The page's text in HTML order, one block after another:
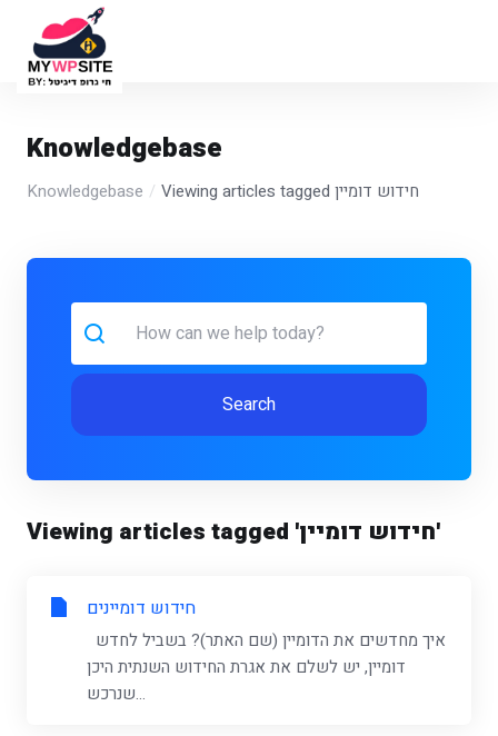
Knowledgebase
Knowledgebase Viewing articles tagged חידוש דומיין
Search
Viewing articles tagged 'חידוש דומיין'
חידוש דומיינים
דומיין, יש לשלם את אגרת החידוש השנתית היכן
שנרכש...